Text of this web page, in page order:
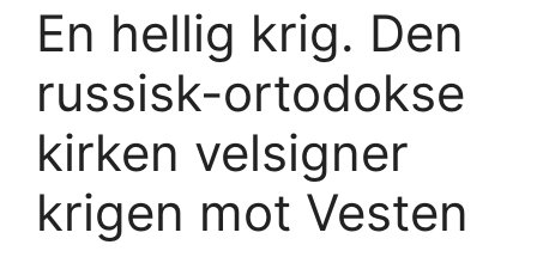
En hellig krig. Den
russisk-ortodokse
kirken velsigner
krigen mot Vesten